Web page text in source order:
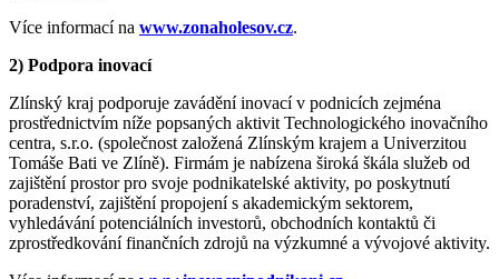
Více informací na www.zonaholesov.cz.
2) Podpora inovací
Zlínský kraj podporuje zavádění inovací v podnicích zejména
prostřednictvím níže popsaných aktivit Technologického inovačního
centra, s.r.o. (společnost založená Zlínským krajem a Univerzitou
Tomáše Bati ve Zlíně). Firmám je nabízena široká škála služeb od
zajištění prostor pro svoje podnikatelské aktivity, po poskytnutí
poradenství, zajištění propojení s akademickým sektorem,
vyhledávání potenciálních investorů, obchodních kontaktů či
zprostředkování finančních zdrojů na výzkumné a vývojové aktivity.